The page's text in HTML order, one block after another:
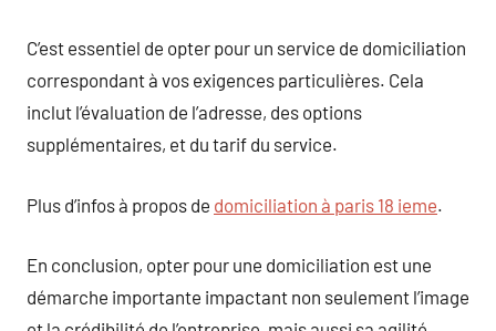
C’est essentiel de opter pour un service de domiciliation
correspondant à vos exigences particulières. Cela
inclut l’évaluation de l’adresse, des options
supplémentaires, et du tarif du service.
Plus d’infos à propos de domiciliation à paris 18 ieme.
En conclusion, opter pour une domiciliation est une
démarche importante impactant non seulement l’image